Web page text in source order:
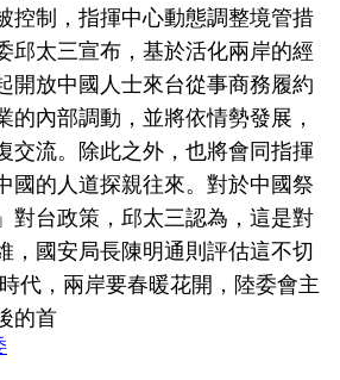
控制，指揮中心動態調整境管措
邱太三宣布，基於活化兩岸的經
開放中國人士來台從事商務履約
的內部調動，並將依情勢發展，
交流。除此之外，也將會同指揮
國的人道探親往來。對於中國祭
對台政策，邱太三認為，這是對
，國安局長陳明通則評估這不切
代，兩岸要春暖花開，陸委會主
的首